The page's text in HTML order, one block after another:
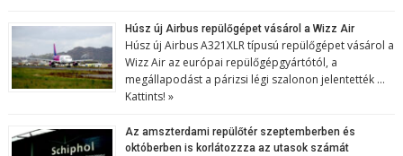
Húsz új Airbus repülőgépet vásárol a Wizz Air
Húsz új Airbus A321XLR típusú repülőgépet vásárol a
Wizz Air az európai repülőgépgyártótól, a
megállapodást a párizsi légi szalonon jelentették …
Kattints! »
Az amszterdami repülőtér szeptemberben és
októberben is korlátozzza az utasok számát